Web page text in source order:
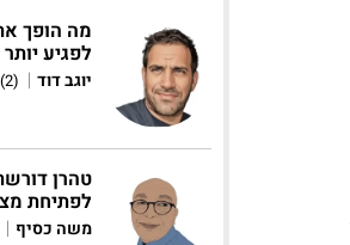
מה הופך
לפגיע
יוגב דוד |
(2)
טהרן
לפתיחת
משה כסיף |